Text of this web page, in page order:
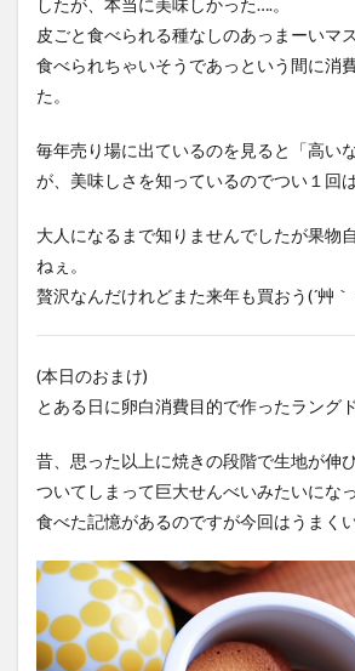
皮ごと食べられる種なしのあっまーいマ
食べられちゃいそうであっという間に消
た。
毎年売り場に出ているのを見ると「高い
が、美味しさを知っているのでつい１回
大人になるまで知りませんでしたが果物
ねぇ。
贅沢なんだけれどまた来年も買おう(´艸｀
(本日のおまけ)
とある日に卵白消費目的で作ったラングド
昔、思った以上に焼きの段階で生地が伸
ついてしまって巨大せんべいみたいにな
食べた記憶があるのですが今回はうまく